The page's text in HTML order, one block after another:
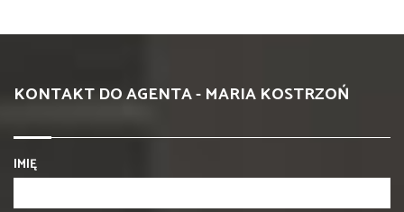
KONTAKT DO AGENTA - MARIA KOSTRZOŃ
IMIĘ